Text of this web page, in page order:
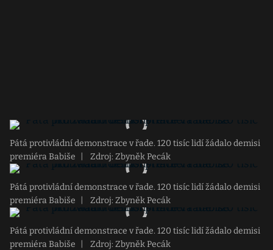
Pátá protivládní demonstrace v řade. 120 tisíc lidí žádalo demisi
premiéra Babiše
Zdroj: Zbyněk Pecák
Pátá protivládní demonstrace v řade. 120 tisíc lidí žádalo demisi
premiéra Babiše
Zdroj: Zbyněk Pecák
Pátá protivládní demonstrace v řade. 120 tisíc lidí žádalo demisi
premiéra Babiše
Zdroj: Zbyněk Pecák